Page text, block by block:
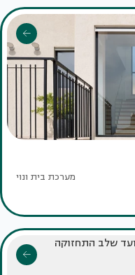
מערכת בית ונוי